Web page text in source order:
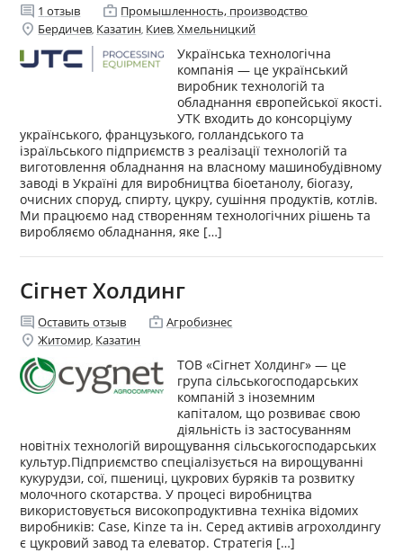
comment 1 отзыв enterprise Промышленность, производство
location_on Бердичев, Казатин, Киев,Хмельницкий
Українська технологічна
компанія — це український
виробник технологій та
обладнання європейської якості.
УТК входить до консорціуму
українського, французького, голландського та
ізраїльського підприємств з реалізації технологій та
виготовлення обладнання на власному машинобудівному
заводі в Україні для виробництва біоетанолу, біогазу,
очисних споруд, спирту, цукру, сушіння продуктів, котлів.
Ми працюємо над створенням технологічних рішень та
виробляємо обладнання, яке […]
Сігнет Холдинг
comment Оставить отзыв enterprise Агробизнес
location_on Житомир, Казатин
ТОВ «Сігнет Холдинг» — це
група сільськогосподарських
компаній з іноземним
капіталом, що розвиває свою
діяльність із застосуванням
новітніх технологій вирощування сільськогосподарських
культур.Підприємство спеціалізується на вирощуванні
кукурудзи, сої, пшениці, цукрових буряків та розвитку
молочного скотарства. У процесі виробництва
використовується високопродуктивна техніка відомих
виробників: Case, Kinze та ін. Серед активів агрохолдингу
є цукровий завод та елеватор. Стратегія […]